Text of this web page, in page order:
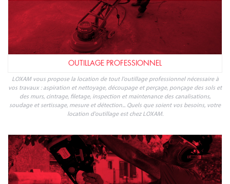
OUTILLAGE PROFESSIONNEL
LOXAM vous propose la location de tout l'outillage professionnel nécessaire à
vos travaux : aspiration et nettoyage, découpage et perçage, ponçage des sols et
des murs, cintrage, filetage, inspection et maintenance des canalisations,
soudage et sertissage, mesure et détection... Quels que soient vos besoins, votre
location d'outillage est chez LOXAM.